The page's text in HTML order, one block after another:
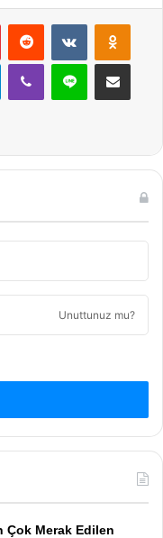
PinterestReddit VKontakte
TelegramViber Line E-Posta ile
Unuttunuz mu?
Çok Merak Edilen